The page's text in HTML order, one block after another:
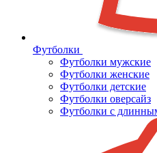
Футболки
Футболки мужские
Футболки женские
Футболки детские
Футболки оверсайз
Футболки с